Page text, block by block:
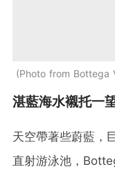
Photo from Bottega
湛藍海水襯托一
天空帶著些蔚藍，
直射游泳池，